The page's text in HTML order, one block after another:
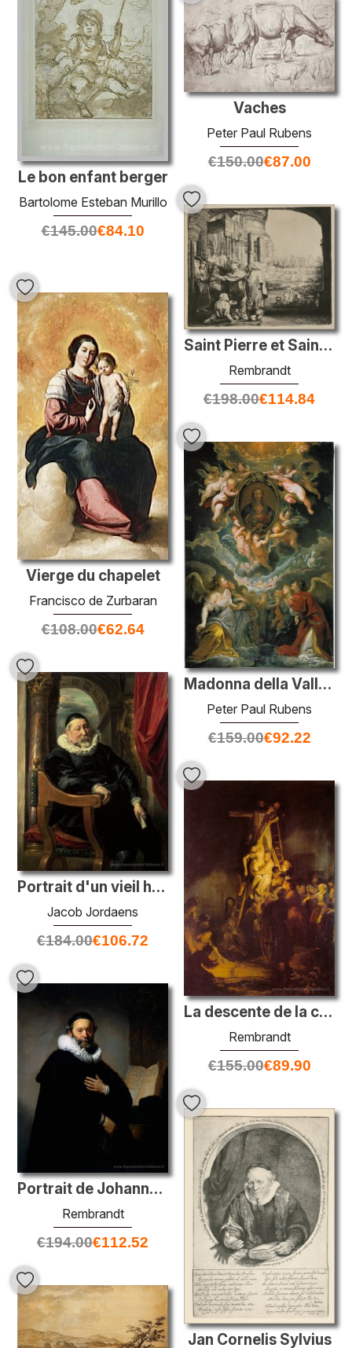
Le bon enfant berger
Bartolome Esteban Murillo
€145.00€84.10
Vaches
Peter Paul Rubens
€150.00€87.00
Saint Pierre et Saint-Jean à l'entrée du temple
Rembrandt
€198.00€114.84
Vierge du chapelet
Francisco de Zurbaran
€108.00€62.64
Madonna della Vallinella
Peter Paul Rubens
€159.00€92.22
Portrait d'un vieil homme
Jacob Jordaens
€184.00€106.72
La descente de la croix
Rembrandt
€155.00€89.90
Portrait de Johannes Wtenbogaert
Rembrandt
€194.00€112.52
Jan Cornelis Sylvius